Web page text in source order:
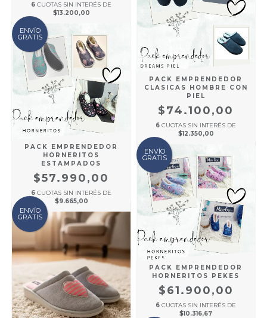
6 CUOTAS SIN INTERÉS DE
$13.200,00
ENVÍO
GRATIS
PACK EMPRENDEDOR
HORNERITOS
ESTAMPADOS
$57.990,00
6 CUOTAS SIN INTERÉS DE
$9.665,00
PACK EMPRENDEDOR
CLASICAS HOMBRE CON
PIEL
$74.100,00
6 CUOTAS SIN INTERÉS DE
$12.350,00
ENVÍO
GRATIS
ENVÍO
GRATIS
PACK EMPRENDEDOR
HORNERITOS PEKES
$61.900,00
6 CUOTAS SIN INTERÉS DE
$10.316,67